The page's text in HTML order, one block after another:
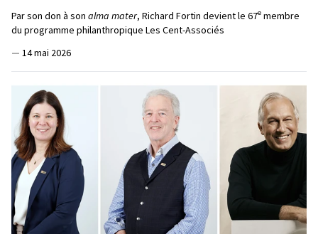
Par son don à son alma mater, Richard Fortin devient le 67e membre
du programme philanthropique Les Cent-Associés
— 14 mai 2026